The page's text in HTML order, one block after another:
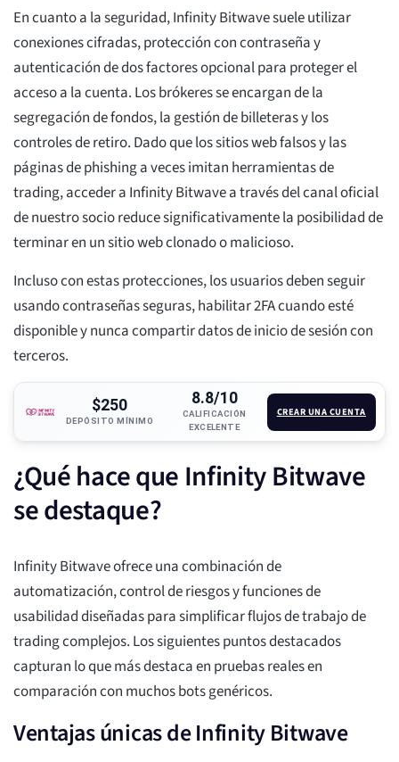
En cuanto a la seguridad, Infinity Bitwave suele utilizar
conexiones cifradas, protección con contraseña y
autenticación de dos factores opcional para proteger el
acceso a la cuenta. Los brókeres se encargan de la
segregación de fondos, la gestión de billeteras y los
controles de retiro. Dado que los sitios web falsos y las
páginas de phishing a veces imitan herramientas de
trading, acceder a Infinity Bitwave a través del canal oficial
de nuestro socio reduce significativamente la posibilidad de
terminar en un sitio web clonado o malicioso.
Incluso con estas protecciones, los usuarios deben seguir
usando contraseñas seguras, habilitar 2FA cuando esté
disponible y nunca compartir datos de inicio de sesión con
terceros.
$250
DEPÓSITO MÍNIMO
8.8/10
CALIFICACIÓN
EXCELENTE
CREAR UNA CUENTA
¿Qué hace que Infinity Bitwave
se destaque?
Infinity Bitwave ofrece una combinación de
automatización, control de riesgos y funciones de
usabilidad diseñadas para simplificar flujos de trabajo de
trading complejos. Los siguientes puntos destacados
capturan lo que más destaca en pruebas reales en
comparación con muchos bots genéricos.
Ventajas únicas de Infinity Bitwave